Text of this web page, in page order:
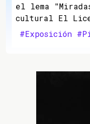
el lema
cultural El
#Exposición